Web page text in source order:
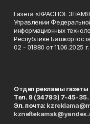
Газета «КРАСНОЕ
Управлении
информационных
Республике
02 - 01880 от 11.06.2025 г.
Отдел рекламы
Тел. 8 (34783) 7-45-35.
Эл. почта: